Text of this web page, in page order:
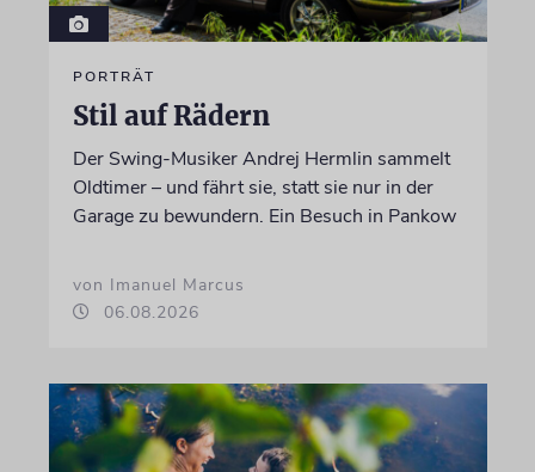
PORTRÄT
Stil auf Rädern
Der Swing-Musiker Andrej Hermlin sammelt
Oldtimer – und fährt sie, statt sie nur in der
Garage zu bewundern. Ein Besuch in Pankow
von Imanuel Marcus
06.08.2026